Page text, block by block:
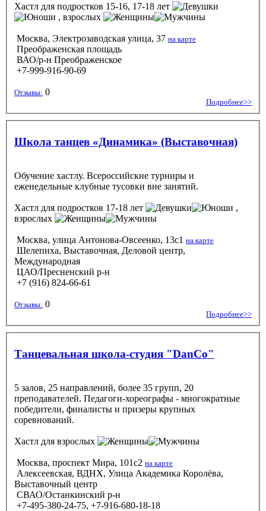
Хастл для подростков 15-16, 17-18 лет
, взрослых
Москва, Электрозаводская улица, 37 на карте
Преображенская площадь
ВАО/р-н Преображенское
+7-999-916-90-69
Отзывы: 0
Подробнее>>
Школа танцев «Динамика» (Выставочная)
Обучение хастлу. Всероссийские турниры и
еженедельные клубные тусовки вне занятий.
Хастл для подростков 17-18 лет
,
взрослых
Москва, улица Антонова-Овсеенко, 13с1 на карте
Шелепиха, Выставочная, Деловой центр,
Международная
ЦАО/Пресненский р-н
+7 (916) 824-66-61
Отзывы: 0
Подробнее>>
Танцевальная школа-студия "DanCo"
5 залов, 25 направлений, более 35 групп, 20
преподавателей. Педагоги-хореографы - многократные
победители, финалисты и призеры крупных
соревнований.
Хастл для взрослых
Москва, проспект Мира, 101с2 на карте
Алексеевская, ВДНХ, Улица Академика Королёва,
Выставочный центр
СВАО/Останкинский р-н
+7-495-380-24-75, +7-916-680-18-18